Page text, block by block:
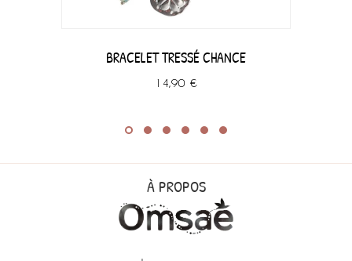
BRACELET TRESSÉ CHANCE
14,90 €
À PROPOS